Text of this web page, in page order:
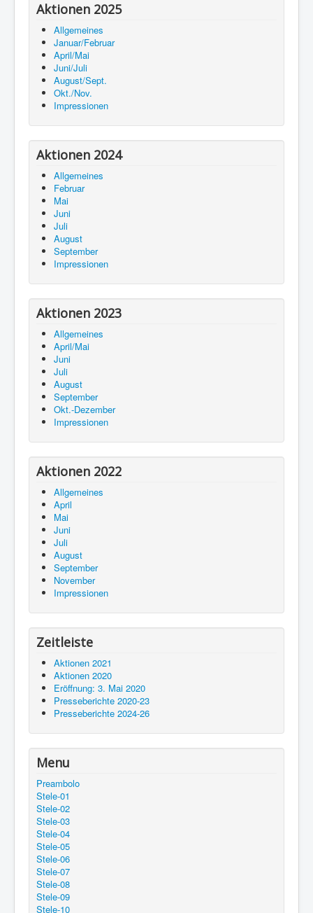
Aktionen 2025
Allgemeines
Januar/Februar
April/Mai
Juni/Juli
August/Sept.
Okt./Nov.
Impressionen
Aktionen 2024
Allgemeines
Februar
Mai
Juni
Juli
August
September
Impressionen
Aktionen 2023
Allgemeines
April/Mai
Juni
Juli
August
September
Okt.-Dezember
Impressionen
Aktionen 2022
Allgemeines
April
Mai
Juni
Juli
August
September
November
Impressionen
Zeitleiste
Aktionen 2021
Aktionen 2020
Eröffnung: 3. Mai 2020
Presseberichte 2020-23
Presseberichte 2024-26
Menu
Preambolo
Stele-01
Stele-02
Stele-03
Stele-04
Stele-05
Stele-06
Stele-07
Stele-08
Stele-09
Stele-10